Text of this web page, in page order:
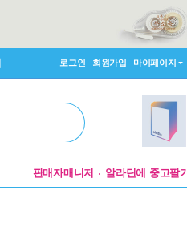
로그인 회원가입 마이페이지
판매자매니저 알라딘에 중고팔기